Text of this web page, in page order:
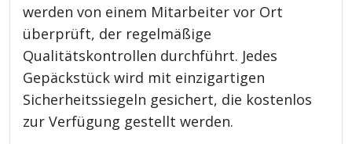
werden von einem Mitarbeiter vor Ort
überprüft, der regelmäßige
Qualitätskontrollen durchführt. Jedes
Gepäckstück wird mit einzigartigen
Sicherheitssiegeln gesichert, die kostenlos
zur Verfügung gestellt werden.